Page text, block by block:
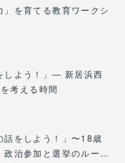
」を育てる教育ワークシ
しよう！」― 新居浜西
考える時間
話をしよう！」〜18歳
政治参加と選挙のルー…